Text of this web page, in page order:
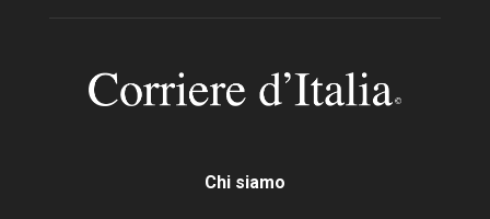
Chi siamo